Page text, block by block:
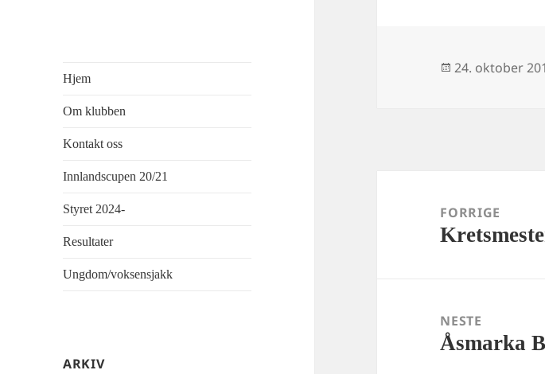
Hjem
Om klubben
Kontakt oss
Innlandscupen 20/21
Styret 2024-
Resultater
Ungdom/voksensjakk
ARKIV
Publisert
24. oktober
FORRIGE
Forrige
NESTE
Neste
Åsmarka